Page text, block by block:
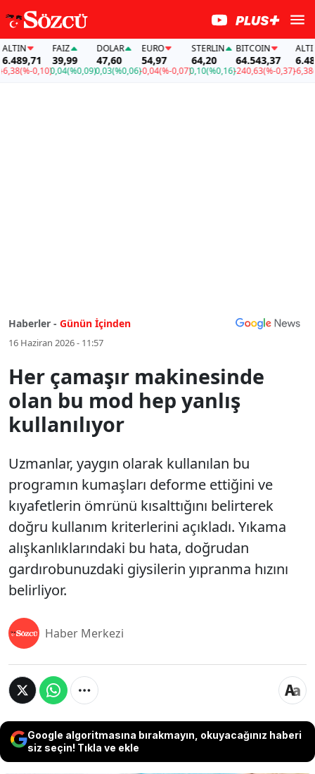
(%-0,10)
FAİZ
39,99
0,04(%0,09)
DOLAR
47,60
0,03(%0,06)
EURO
54,97
-0,04(%-0,07)
STERLIN
64,20
0,10(%0,16)
BITCOIN
64.543,37
-240,63(%-0,37)
ALTIN
-6,38
Haberler - Günün İçinden
16 Haziran 2026 - 11:57
Her çamaşır makinesinde
olan bu mod hep yanlış
kullanılıyor
Uzmanlar, yaygın olarak kullanılan bu
programın kumaşları deforme ettiğini ve
kıyafetlerin ömrünü kısalttığını belirterek
doğru kullanım kriterlerini açıkladı. Yıkama
alışkanlıklarındaki bu hata, doğrudan
gardırobunuzdaki giysilerin yıpranma hızını
belirliyor.
Haber Merkezi
Google algoritmasına bırakmayın, okuyacağınız haberi
siz seçin! Tıkla ve ekle